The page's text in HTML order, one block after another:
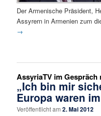
Der Armenische Präsident,
Assyrern in Armenien zum
→
AssyriaTV im Gespräch
„Ich bin mir
Europa waren
Veröffentlicht am2. Mai 2012